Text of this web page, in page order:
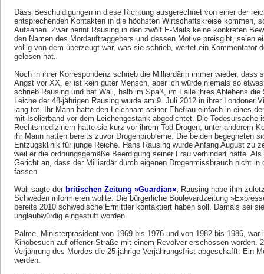
Dass Beschuldigungen in diese Richtung ausgerechnet von einer der
entsprechenden Kontakten in die höchsten Wirtschaftskreise kommen,
Aufsehen. Zwar nennt Rausing in den zwölf E-Mails keine konkreten
den Namen des Mordauftraggebers und dessen Motive preisgibt, seien
völlig von dem überzeugt war, was sie schrieb, wertet ein Kommentator
gelesen hat.
Noch in ihrer Korrespondenz schrieb die Milliardärin immer wieder, dass
Angst vor XX, er ist kein guter Mensch, aber ich würde niemals so
schrieb Rausing und bat Wall, halb im Spaß, im Falle ihres Ablebens
Leiche der 48-jährigen Rausing wurde am 9. Juli 2012 in ihrer Londoner
lang tot. Ihr Mann hatte den Leichnam seiner Ehefrau einfach in eines
mit Isolierband vor dem Leichengestank abgedichtet. Die Todesursache
Rechtsmedizinern hatte sie kurz vor ihrem Tod Drogen, unter anderem
ihr Mann hatten bereits zuvor Drogenprobleme. Die beiden begegneten
Entzugsklinik für junge Reiche. Hans Rausing wurde Anfang August zu
weil er die ordnungsgemäße Beerdigung seiner Frau verhindert hatte.
Gericht an, dass der Milliardär durch eigenen Drogenmissbrauch nicht
fassen.
Wall sagte der britischen Zeitung »Guardian«, Rausing habe ihm
Schweden informieren wollte. Die bürgerliche Boulevardzeitung
bereits 2010 schwedische Ermittler kontaktiert haben soll. Damals sei
unglaubwürdig eingestuft worden.
Palme, Ministerpräsident von 1969 bis 1976 und von 1982 bis 1986, war
Kinobesuch auf offener Straße mit einem Revolver erschossen worden.
Verjährung des Mordes die 25-jährige Verjährungsfrist abgeschafft. Ein
werden.